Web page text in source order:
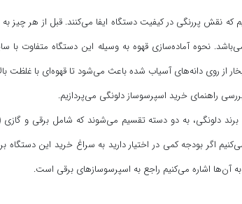
که نقش پررنگی در کیفیت دستگاه ایفا می‌کنند. قبل از هر چیز
نحوه آماده‌سازی قهوه به وسیله این دستگاه متفاوت
از روی دانه‌های آسیاب شده باعث می‌شود تا قهوه‌ای با
راهنمای خرید اسپرسوساز دلونگی می‌پردازیم.
برند دلونگی، به دو دسته تقسیم می‌شوند که شامل برقی و
اگر بودجه کمی در اختیار دارید به سراغ خرید این
آن‌ها اشاره می‌کنیم راجع به اسپرسوسازهای برقی است.